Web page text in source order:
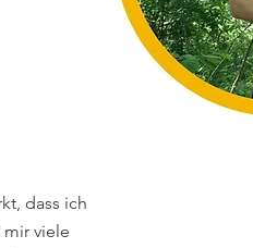
dass ich
viele